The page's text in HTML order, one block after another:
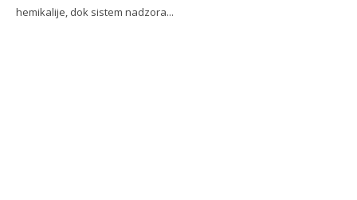
hemikalije, dok sistem nadzora...